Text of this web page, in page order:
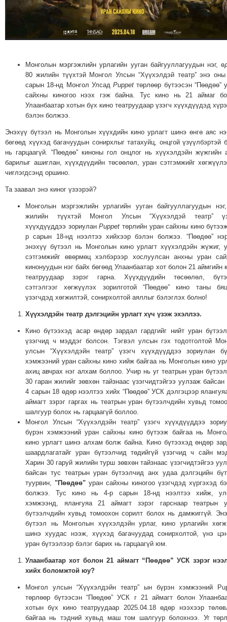
МЭДЭХҮЙ
ЭРДЭНЭТ
ЭРГЭН
ТОЙРОНД
ЧУУЛГАНЫ
ТОЙРОНД
"ОУВС"-
ИЙН
ЭРГЭН
"ЖИ
ТАЙМ"ЫН
ТОЙРОНД
ГРАНАТ
ДЭЛБЭРСЭН
ТОЙРОНД
ЕРӨНХИЙЛӨГЧИЙН
СОНГУУЛИЙН
ТОЙРОНД
ДҮГЭЭР
СУРГУУЛИЙН
ТОЙРОНД
ЗӨРЧЛИЙН
ХУУЛИЙН
ТОЙРОНД
ЕРӨНХИЙЛӨГЧИЙН
СОНГУУЛЬ-2017
Монголын мэргэжлийн урлагийн ууган байгууллагуудын нэг,
80 жилийн түүхтэй Монгол Улсын “Хүүхэлдэй театр” энэ
сарын 18-нд Монгол Улсад Puppet төрлөөр бүтээсэн “Пөөдөө”
сайхны киногоо нээх гэж байна. Тус кино нь 21 аймаг
Улаанбаатар хотын бүх кино театруудаар үзэгч хүүхдүүдэд
бэлэн болжээ.
Энэхүү бүтээл нь Монголын хүүхдийн кино урлагт шинэ өнгө аяс
бөгөөд хүүхэд багачуудын сонирхлыг татахуйц, онцгой үзүүлбэртэй
нь гарцаагүй. “Пөөдөө” киноны гол онцлог нь хүүхэлдэйн жүжгийн
барилыг ашиглан, хүүхдүүдийн төсөөлөл, уран сэтгэмжийг
чиглэгдсэнд оршино.
Та заавал энэ киног үзээрэй?
Монголын мэргэжлийн урлагийн ууган байгууллагуудын
жилийн түүхтэй Монгол Улсын “Хүүхэлдэй театр”
хүүхдүүддээ зориуланPuppet төрлийн уран сайхны кино
р сарын 18-нд нээлтээ хийхээр бэлэн болжээ. “Пөөдөө”
энэхүү бүтээл нь Монголын кино урлагт хүүхэлдэйн жүжиг,
сэтгэмжийг өвөрмөц хэлбэрээр хослуулсан анхны уран
кинонуудын нэг байх бөгөөд Улаанбаатар хот болон 21 аймгийн
театруудаар зэрэг гарна. Хүүхдүүдийн төсөөлөл,
сэтгэлгээг хөгжүүлэх зорилготой “Пөөдөө” кино таны
үзэгчдэд хөгжилтэй, сонирхолтой аяллыг бэлэглэх болно!
Хүүхэлдэйн театр дэлгэцийн урлагт хүч үзэж эхэллээ.
Кино бүтээхэд асар өндөр зардал гардгийг нийт уран
үзэгчид ч мэддэг болсон. Тэгвэл улсын гэх тодотголтой
улсын “Хүүхэлдэйн театр” үзэгч хүүхдүүддээ зориулан
хэмжээний уран сайхны кино хийж байгаа нь Монголын кино
ахиц авчрах нэг алхам боллоо. Учир нь уг театрын уран
30 гаран жилийг зөвхөн тайзнаас үзэгчидтэйгээ уулзаж байсан
4 сарын 18 өдөр нээлтээ хийх “Пөөдөө” УСК дэлгэцээр
аймагт зэрэг гаргах нь театрын уран бүтээлчдийн хувьд
шалгуур болох нь гарцаагүй боллоо.
Монгол Улсын “Хүүхэлдэйн театр” үзэгч хүүхдүүддээ
бүрэн хэмжээний уран сайхны кино бүтээж байгаа нь
кино урлагт шинэ алхам болж байна. Кино бүтээхэд өндөр
шаардлагатайг уран бүтээлчид төдийгүй үзэгчид ч сайн
Харин 30 гаруй жилийн турш зөвхөн тайзнаас үзэгчидтэйгээ
байсан тус театрын уран бүтээлчид анх удаа дэлгэцийн
туурвин,"Пөөдөө" уран сайхны киногоо үзэгчдэд хүргэхэд
болжээ. Тус кино нь 4-р сарын 18-нд нээлтээ хийж,
хэмжээнд, ялангуяа 21 аймагт зэрэг гарснаар театрын
бүтээлчдийн хувьд томоохон сорилт болох нь дамжиггүй.
бүтээл нь Монголын хүүхэлдэйн урлаг, кино урлагийн
шинэ хуудас нээж, хүүхэд багачуудад сонирхолтой, үнэ
уран бүтээлээр бэлэг барих нь гарцаагүй юм.
Улаанбаатар хот болон 21 аймагт “Пөөдөө” УСК зэрэг
хийх боломжтой юу?
Монгол улсын “Хүүхэлдэйн театр” ын бүрэн хэмжээний
төрлөөр бүтээсэн “Пөөдөө” УСК г 21 аймагт болон
хотын бүх кино театруудаар 2025.04.18 өдөр нээхээр
байгаа нь тэдний хувьд маш том шалгуур болохнээ. Уг